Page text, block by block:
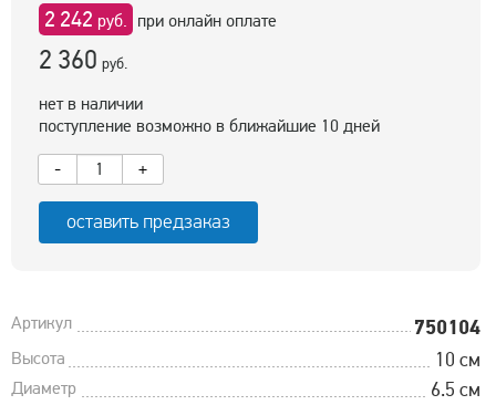
2 242 руб. при онлайн оплате
2 360 руб.
нет в наличии
поступление возможно в ближайшие 10 дней
-
+
оставить предзаказ
Артикул 750104
Высота 10 см
Диаметр 6.5 см